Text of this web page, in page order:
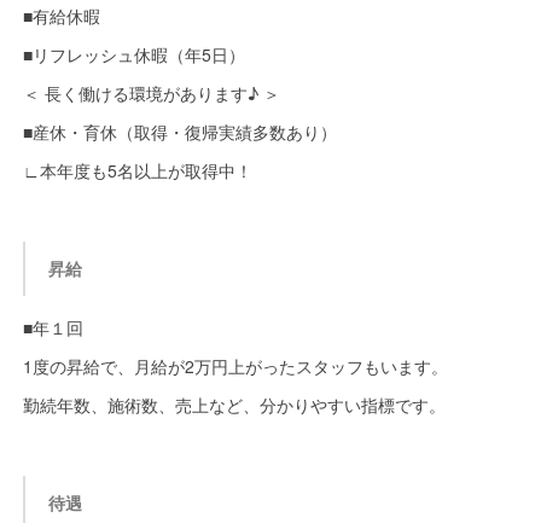
■有給休暇
■リフレッシュ休暇（年5日）
＜ 長く働ける環境があります♪ ＞
■産休・育休（取得・復帰実績多数あり）
∟本年度も5名以上が取得中！
昇給
■年１回
1度の昇給で、月給が2万円上がったスタッフもいます。
勤続年数、施術数、売上など、分かりやすい指標です。
待遇